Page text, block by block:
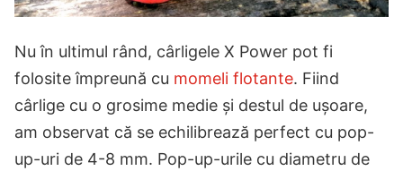
Nu în ultimul rând, cârligele X Power pot fi
folosite împreună cu momeli flotante. Fiind
cârlige cu o grosime medie și destul de ușoare,
am observat că se echilibrează perfect cu pop-
up-uri de 4-8 mm. Pop-up-urile cu diametru de